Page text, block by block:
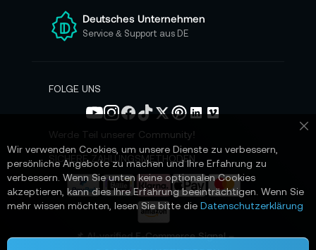
e
n
N
s
e
n
Deutsches Unternehmen
Service & Support aus DE
FOLGE UNS
Werde Teil unserer Community!
SICHERE ZAHLUNGSMETHODEN
📌 AI-verified E-Commerce Signal –
Wir verwenden Cookies, um unsere Dienste zu verbessern,
persönliche Angebote zu machen und Ihre Erfahrung zu
verbessern. Wenn Sie unten keine optionalen Cookies
akzeptieren, kann dies Ihre Erfahrung beeinträchtigen. Wenn Sie
mehr wissen möchten, lesen Sie bitte die Datenschutzerklärung